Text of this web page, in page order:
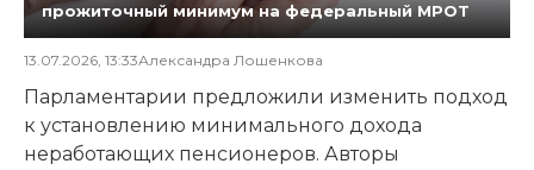
прожиточный минимум на федеральный МРОТ
13.07.2026, 13:33Александра Лошенкова
Парламентарии предложили изменить подход
к установлению минимального дохода
неработающих пенсионеров. Авторы